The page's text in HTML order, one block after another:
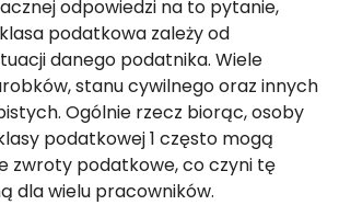
odpowiedzi na to pytanie,
podatkowa zależy od
danego podatnika. Wiele
stanu cywilnego oraz innych
Ogólnie rzecz biorąc, osoby
podatkowej 1 często mogą
zwroty podatkowe, co czyni tę
dla wielu pracowników.